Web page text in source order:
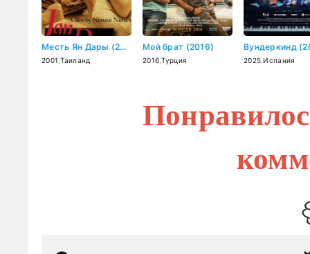
Месть Ян Дары (2001)
2001 ,Таиланд
Мой брат (2016)
2016 ,Турция
Вундеркинд
2025 ,Испания